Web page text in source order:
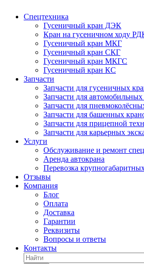
Спецтехника
Гусеничный кран ДЭК
Кран на гусеничном ходу
Гусеничный кран МКГ
Гусеничный кран СКГ
Гусеничный кран МКГС
Гусеничный кран КС
Запчасти
Запчасти для гусеничных
Запчасти для автомобильных
Запчасти для
Запчасти для башенных
Запчасти для прицепной
Запчасти для карьерных
Услуги
Обслуживание и ремонт
Аренда автокрана
Перевозка
Отзывы
Компания
Блог
Оплата
Доставка
Гарантии
Реквизиты
Вопросы и ответы
Контакты